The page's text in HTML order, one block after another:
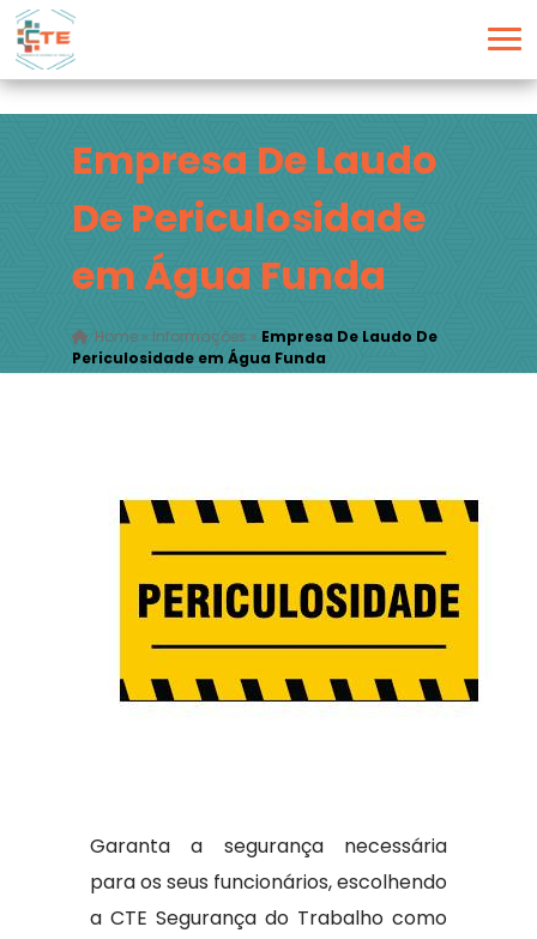
Empresa De Laudo
De Periculosidade
em Água Funda
Home» Informações » Empresa De Laudo De
Periculosidade em Água Funda
Garanta a segurança necessária
para os seus funcionários, escolhendo
a CTE Segurança do Trabalho como